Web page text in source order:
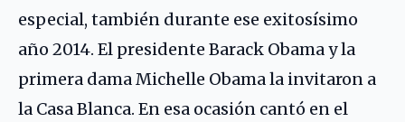
especial, también durante ese exitosísimo
año 2014. El presidente Barack Obama y la
primera dama Michelle Obama la invitaron a
la Casa Blanca. En esa ocasión cantó en el